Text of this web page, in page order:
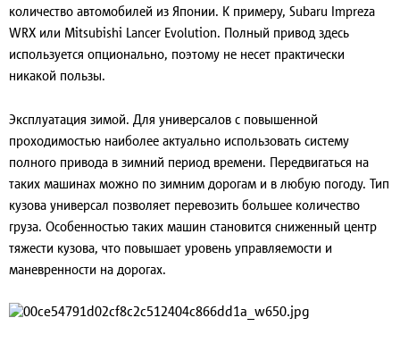
количество автомобилей из Японии. К примеру, Subaru Impreza
WRX или Mitsubishi Lancer Evolution. Полный привод здесь
используется опционально, поэтому не несет практически
никакой пользы.
Эксплуатация зимой. Для универсалов с повышенной
проходимостью наиболее актуально использовать систему
полного привода в зимний период времени. Передвигаться на
таких машинах можно по зимним дорогам и в любую погоду. Тип
кузова универсал позволяет перевозить большее количество
груза. Особенностью таких машин становится сниженный центр
тяжести кузова, что повышает уровень управляемости и
маневренности на дорогах.